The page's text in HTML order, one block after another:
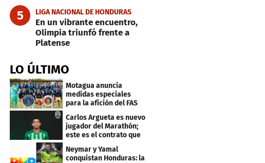
5 LIGA NACIONAL DE HONDURAS
En un vibrante encuentro,
Olimpia triunfó frente a
Platense
LO ÚLTIMO
Motagua anuncia
medidas especiales
para la afición del FAS
de El Salvador
Carlos Argueta es nuevo
jugador del Marathón;
este es el contrato que
Neymar y Yamal
conquistan Honduras: la